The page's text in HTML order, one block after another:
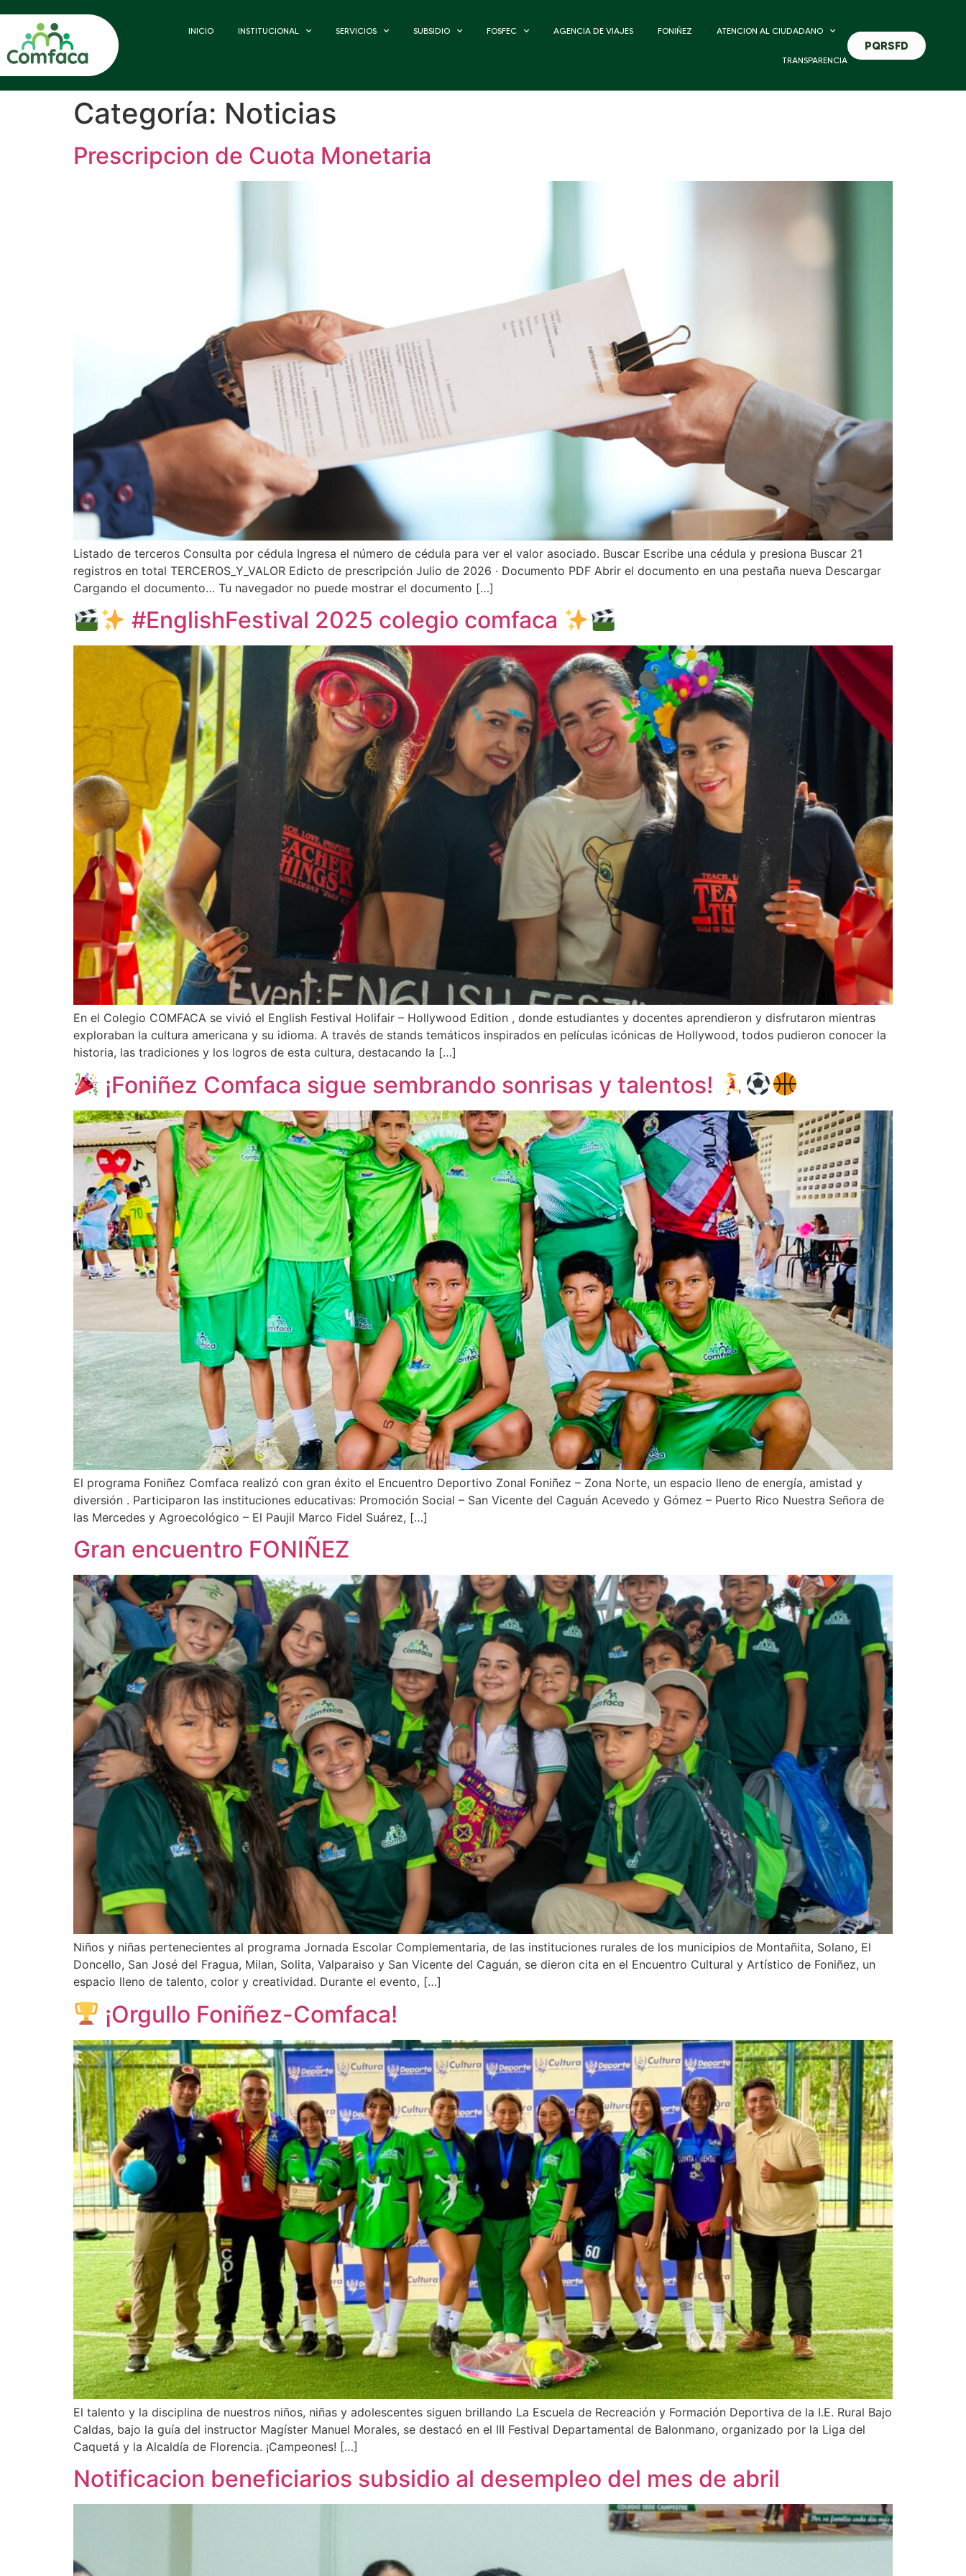
INICIO INSTITUCIONAL SERVICIOS SUBSIDIO FOSFEC AGENCIA DE VIAJES FONIÑEZ ATENCION AL CIUDADANO
TRANSPARENCIA
PQRSFD
Categoría: Noticias
Prescripcion de Cuota Monetaria
Listado de terceros Consulta por cédula Ingresa el número de cédula para ver el valor asociado. Buscar Escribe una cédula y presiona Buscar 21
registros en total TERCEROS_Y_VALOR Edicto de prescripción Julio de 2026 · Documento PDF Abrir el documento en una pestaña nueva Descargar
Cargando el documento… Tu navegador no puede mostrar el documento […]
#EnglishFestival 2025 colegio comfaca
En el Colegio COMFACA se vivió el English Festival Holifair – Hollywood Edition , donde estudiantes y docentes aprendieron y disfrutaron mientras
exploraban la cultura americana y su idioma. A través de stands temáticos inspirados en películas icónicas de Hollywood, todos pudieron conocer la
historia, las tradiciones y los logros de esta cultura, destacando la […]
¡Foniñez Comfaca sigue sembrando sonrisas y talentos!
El programa Foniñez Comfaca realizó con gran éxito el Encuentro Deportivo Zonal Foniñez – Zona Norte, un espacio lleno de energía, amistad y
diversión . Participaron las instituciones educativas: Promoción Social – San Vicente del Caguán Acevedo y Gómez – Puerto Rico Nuestra Señora de
las Mercedes y Agroecológico – El Paujil Marco Fidel Suárez, […]
Gran encuentro FONIÑEZ
Niños y niñas pertenecientes al programa Jornada Escolar Complementaria, de las instituciones rurales de los municipios de Montañita, Solano, El
Doncello, San José del Fragua, Milan, Solita, Valparaiso y San Vicente del Caguán, se dieron cita en el Encuentro Cultural y Artístico de Foniñez, un
espacio lleno de talento, color y creatividad. Durante el evento, […]
¡Orgullo Foniñez-Comfaca!
El talento y la disciplina de nuestros niños, niñas y adolescentes siguen brillando La Escuela de Recreación y Formación Deportiva de la I.E. Rural Bajo
Caldas, bajo la guía del instructor Magíster Manuel Morales, se destacó en el III Festival Departamental de Balonmano, organizado por la Liga del
Caquetá y la Alcaldía de Florencia. ¡Campeones! […]
Notificacion beneficiarios subsidio al desempleo del mes de abril